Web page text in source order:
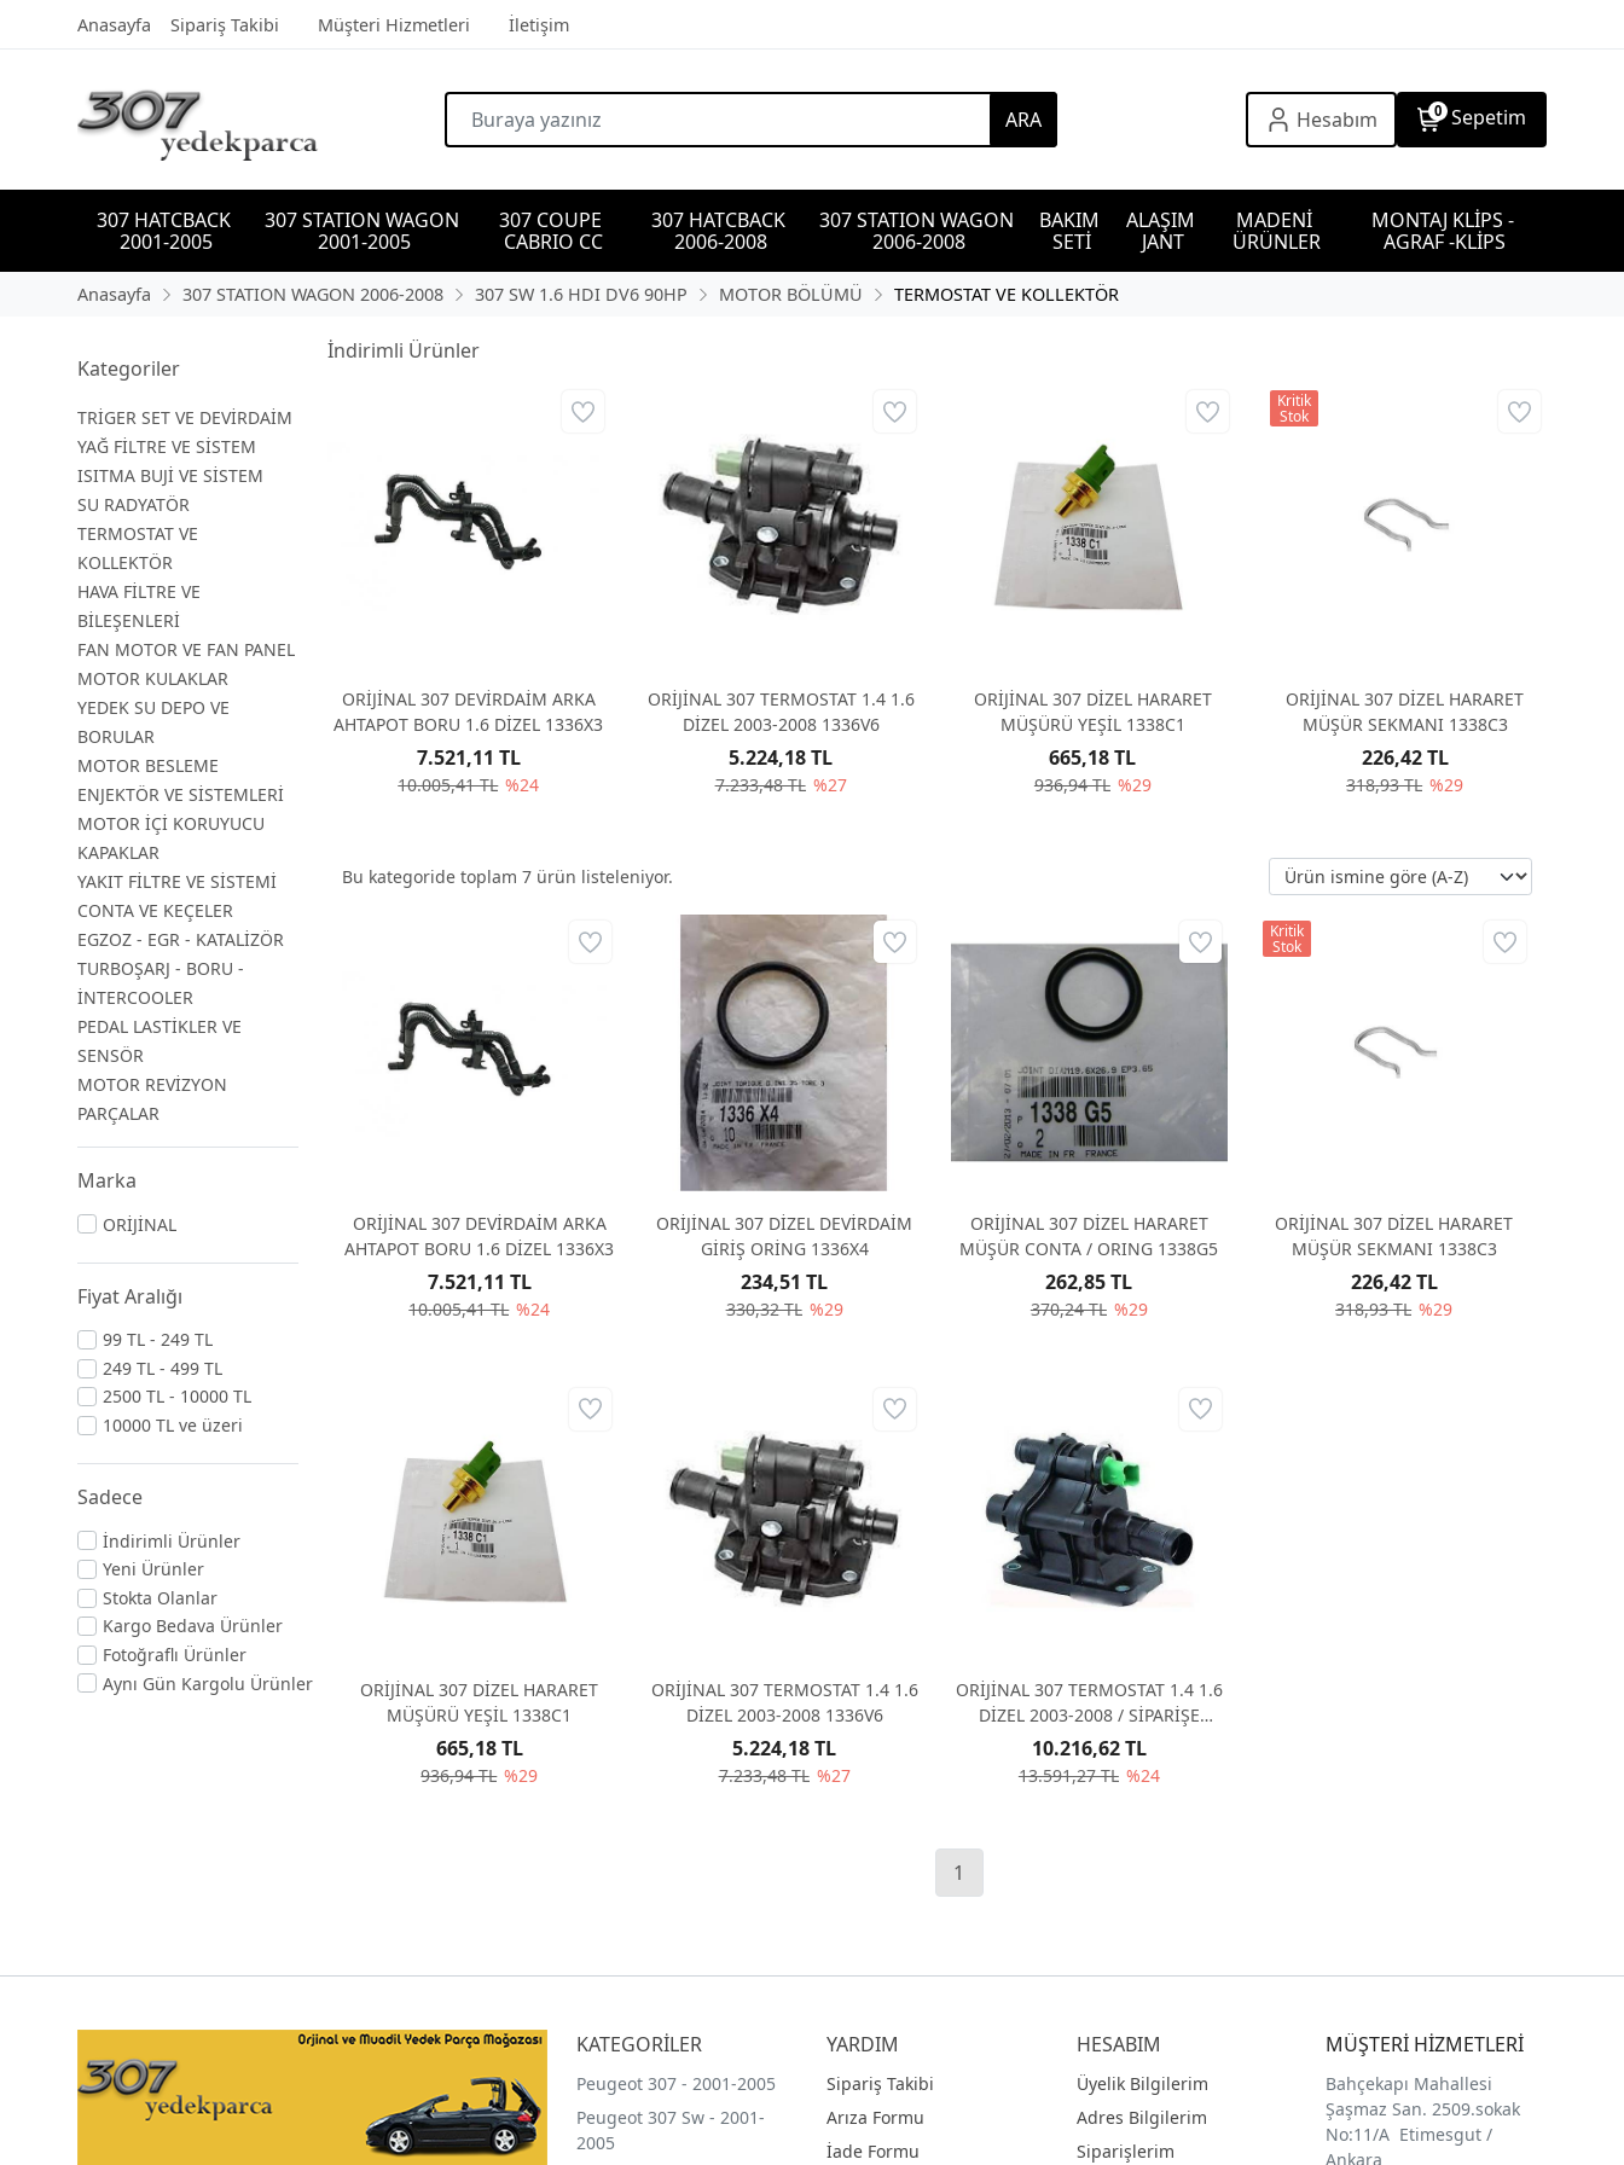
Anasayfa Sipariş Takibi Müşteri Hizmetleri İletişim
ARA Hesabım 0 Sepetim
307 HATCBACK
2001-2005
307 STATION WAGON
2001-2005
307 COUPE
CABRIO CC
307 HATCBACK
2006-2008
307 STATION WAGON
2006-2008
BAKIM
SETİ
ALAŞIM
JANT
MADENİ
ÜRÜNLER
MONTAJ KLİPS -
AGRAF -KLİPS
Anasayfa 307 STATION WAGON 2006-2008 307 SW 1.6 HDI DV6 90HP MOTOR BÖLÜMÜ TERMOSTAT VE KOLLEKTÖR
Kategoriler
TRİGER SET VE DEVİRDAİM
YAĞ FİLTRE VE SİSTEM
ISITMA BUJİ VE SİSTEM
SU RADYATÖR
TERMOSTAT VE
KOLLEKTÖR
HAVA FİLTRE VE
BİLEŞENLERİ
FAN MOTOR VE FAN PANEL
MOTOR KULAKLAR
YEDEK SU DEPO VE
BORULAR
MOTOR BESLEME
ENJEKTÖR VE SİSTEMLERİ
MOTOR İÇİ KORUYUCU
KAPAKLAR
YAKIT FİLTRE VE SİSTEMİ
CONTA VE KEÇELER
EGZOZ - EGR - KATALİZÖR
TURBOŞARJ - BORU -
İNTERCOOLER
PEDAL LASTİKLER VE
SENSÖR
MOTOR REVİZYON
PARÇALAR
Marka
ORİJİNAL
Fiyat Aralığı
99 TL - 249 TL
249 TL - 499 TL
2500 TL - 10000 TL
10000 TL ve üzeri
Sadece
İndirimli Ürünler
Yeni Ürünler
Stokta Olanlar
Kargo Bedava Ürünler
Fotoğraflı Ürünler
Aynı Gün Kargolu Ürünler
İndirimli Ürünler
ORİJİNAL 307 DEVİRDAİM ARKA
AHTAPOT BORU 1.6 DİZEL 1336X3
10.005,41 TL %24
7.521,11 TL
ORİJİNAL 307 TERMOSTAT 1.4 1.6
DİZEL 2003-2008 1336V6
7.233,48 TL %27
5.224,18 TL
ORİJİNAL 307 DİZEL HARARET
MÜŞÜRÜ YEŞİL 1338C1
936,94 TL %29
665,18 TL
ORİJİNAL 307 DİZEL HARARET
MÜŞÜR SEKMANI 1338C3
318,93 TL %29
226,42 TL
Kritik
Stok
Bu kategoride toplam 7ürün listeleniyor.
ORİJİNAL 307 DEVİRDAİM ARKA
AHTAPOT BORU 1.6 DİZEL 1336X3
10.005,41 TL %24
7.521,11 TL
ORİJİNAL 307 DİZEL DEVİRDAİM
GİRİŞ ORİNG 1336X4
330,32 TL %29
234,51 TL
ORİJİNAL 307 DİZEL HARARET
MÜŞÜR CONTA / ORING 1338G5
370,24 TL %29
262,85 TL
ORİJİNAL 307 DİZEL HARARET
MÜŞÜR SEKMANI 1338C3
318,93 TL %29
226,42 TL
Kritik
Stok
ORİJİNAL 307 DİZEL HARARET
MÜŞÜRÜ YEŞİL 1338C1
936,94 TL %29
665,18 TL
ORİJİNAL 307 TERMOSTAT 1.4 1.6
DİZEL 2003-2008 1336V6
7.233,48 TL %27
5.224,18 TL
ORİJİNAL 307 TERMOSTAT 1.4 1.6
DİZEL 2003-2008 / SİPARİŞE
KAPALI - 1336.V6 ALINIZ
13.591,27 TL %24
10.216,62 TL
1
KATEGORİLER
Peugeot 307 - 2001-2005
Peugeot 307 Sw - 2001-
2005
YARDIM
Sipariş Takibi
Arıza Formu
İade Formu
HESABIM
Üyelik Bilgilerim
Adres Bilgilerim
Siparişlerim
MÜŞTERİ HİZMETLERİ
Bahçekapı Mahallesi
Şaşmaz San. 2509.sokak
No:11/A Etimesgut /
Ankara